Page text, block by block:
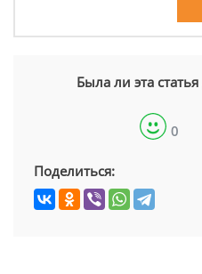
Была ли эта
0
Поделиться: